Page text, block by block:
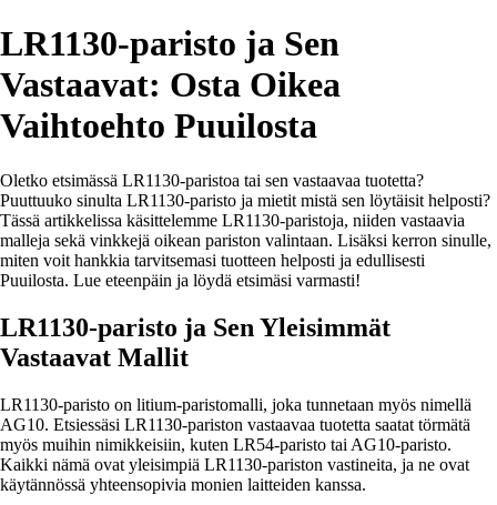
LR1130-paristo ja Sen
Vastaavat: Osta Oikea
Vaihtoehto Puuilosta
Oletko etsimässä LR1130-paristoa tai sen vastaavaa tuotetta?
Puuttuuko sinulta LR1130-paristo ja mietit mistä sen löytäisit helposti?
Tässä artikkelissa käsittelemme LR1130-paristoja, niiden vastaavia
malleja sekä vinkkejä oikean pariston valintaan. Lisäksi kerron sinulle,
miten voit hankkia tarvitsemasi tuotteen helposti ja edullisesti
Puuilosta. Lue eteenpäin ja löydä etsimäsi varmasti!
LR1130-paristo ja Sen Yleisimmät
Vastaavat Mallit
LR1130-paristo on litium-paristomalli, joka tunnetaan myös nimellä
AG10. Etsiessäsi LR1130-pariston vastaavaa tuotetta saatat törmätä
myös muihin nimikkeisiin, kuten LR54-paristo tai AG10-paristo.
Kaikki nämä ovat yleisimpiä LR1130-pariston vastineita, ja ne ovat
käytännössä yhteensopivia monien laitteiden kanssa.